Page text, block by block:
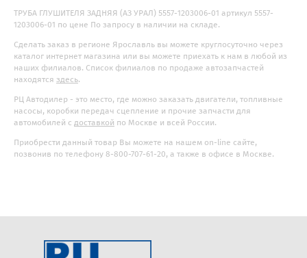
ТРУБА ГЛУШИТЕЛЯ ЗАДНЯЯ (АЗ УРАЛ) 5557-1203006-01 артикул 5557-
1203006-01 по цене По запросу в наличии на складе.
Сделать заказ в регионе Ярославль вы можете круглосуточно через
каталог интернет магазина или вы можете приехать к нам в любой из
наших филиалов. Список филиалов по продаже автозапчастей
находятся здесь.
РЦ Автодилер - это место, где можно заказать двигатели, топливные
насосы, коробки передач сцепление и прочие запчасти для
автомобилей с доставкой по Москве и всей России.
Приобрести данный товар Вы можете на нашем on-line сайте,
позвонив по телефону 8-800-707-61-20, а также в офисе в Москве.